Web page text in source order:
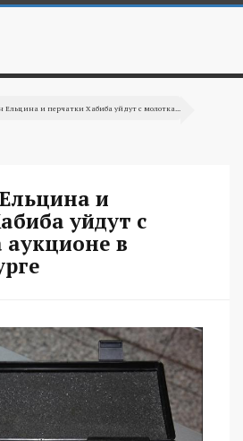
Ельцина и перчатки Хабиба уйдут с молотка...
и
уйдут с
в